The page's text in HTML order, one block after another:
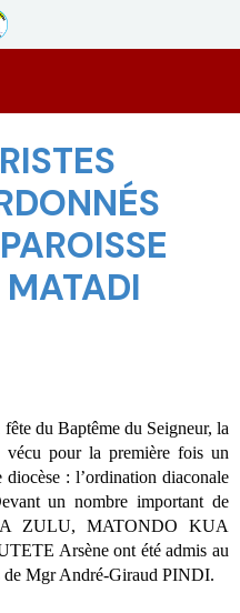
du Baptême du Seigneur, la
vécu pour la première fois un
: l’ordination diaconale
un nombre important de
ZULU, MATONDO KUA
Arsène ont été admis au
de Mgr André-Giraud PINDI.